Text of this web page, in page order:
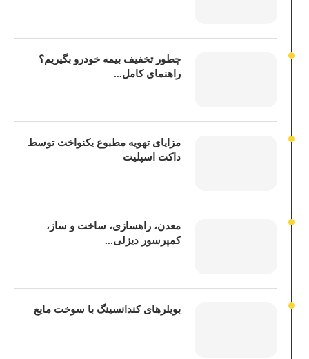
چطور تخفیف بیمه خودرو بگیریم؟
راهنمای کامل...
مزایای تهویه مطبوع یکنواخت توسط
داکت اسپلیت
معدن، راهسازی، ساخت و ساز،
کمپرسور دیزلی...
بویلرهای کندانسینگ با سوخت مایع